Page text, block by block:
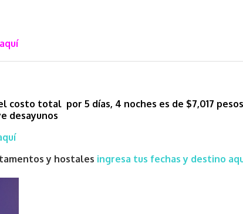
costo total por 5 días, 4 noches es de $7,017
desayunos
y hostales ingresa tus fechas y destino